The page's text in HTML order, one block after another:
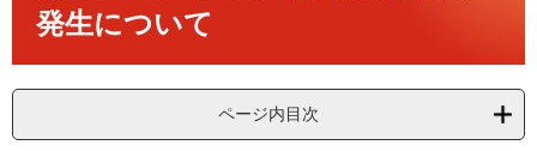
発生について
ページ内目次